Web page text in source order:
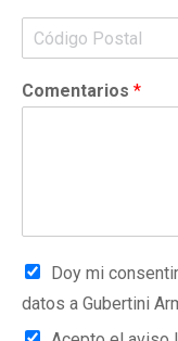
Comentarios *
Doy mi
datos a Gubertini